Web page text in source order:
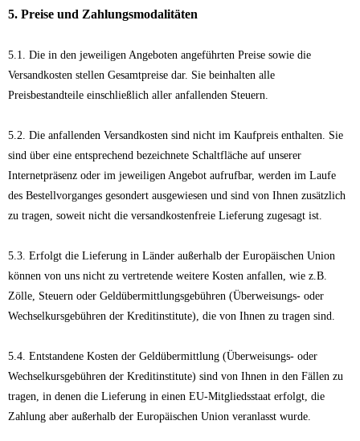
5. Preise und Zahlungsmodalitäten
5.1. Die in den jeweiligen Angeboten angeführten Preise sowie die
Versandkosten stellen Gesamtpreise dar. Sie beinhalten alle
Preisbestandteile einschließlich aller anfallenden Steuern.
5.2. Die anfallenden Versandkosten sind nicht im Kaufpreis enthalten. Sie
sind über eine entsprechend bezeichnete Schaltfläche auf unserer
Internetpräsenz oder im jeweiligen Angebot aufrufbar, werden im Laufe
des Bestellvorganges gesondert ausgewiesen und sind von Ihnen zusätzlich
zu tragen, soweit nicht die versandkostenfreie Lieferung zugesagt ist.
5.3. Erfolgt die Lieferung in Länder außerhalb der Europäischen Union
können von uns nicht zu vertretende weitere Kosten anfallen, wie z.B.
Zölle, Steuern oder Geldübermittlungsgebühren (Überweisungs- oder
Wechselkursgebühren der Kreditinstitute), die von Ihnen zu tragen sind.
5.4. Entstandene Kosten der Geldübermittlung (Überweisungs- oder
Wechselkursgebühren der Kreditinstitute) sind von Ihnen in den Fällen zu
tragen, in denen die Lieferung in einen EU-Mitgliedsstaat erfolgt, die
Zahlung aber außerhalb der Europäischen Union veranlasst wurde.